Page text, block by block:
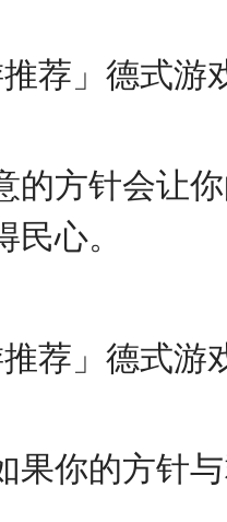
的方针会让
民心。
果你的方针